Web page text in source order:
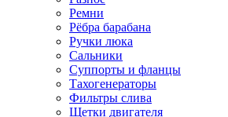
Ремни
Рёбра барабана
Ручки люка
Сальники
Суппорты и фланцы
Тахогенераторы
Фильтры слива
Щетки двигателя